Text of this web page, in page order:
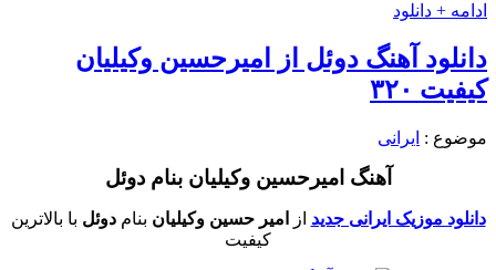
ادامه + دانلود
دانلود آهنگ دوئل از امیرحسین وکیلیان
کیفیت ۳۲۰
موضوع : ایرانی
آهنگ امیرحسین وکیلیان بنام دوئل
دانلود موزیک ایرانی جدید از امیر حسین وکیلیان بنامدوئل با بالاترین
کیفیت